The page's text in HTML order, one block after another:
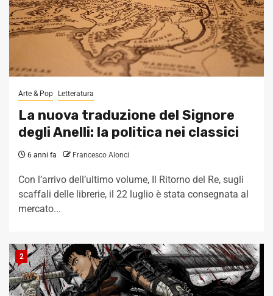
Arte & Pop Letteratura
La nuova traduzione del Signore
degli Anelli: la politica nei classici
6 anni fa Francesco Alonci
Con l’arrivo dell’ultimo volume, Il Ritorno del Re, sugli
scaffali delle librerie, il 22 luglio è stata consegnata al
mercato...
2